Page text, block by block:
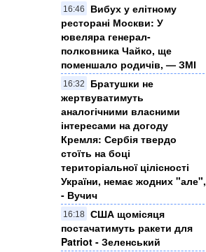
16:46
Вибух у елітному
ресторані Москви: У
ювеляра генерал-
полковника Чайко, ще
поменшало родичів, — ЗМІ
16:32
Братушки не
жертвуватимуть
аналогічними власними
інтересами на догоду
Кремля: Сербія твердо
стоїть на боці
територіальної цілісності
України, немає жодних "але",
- Вучич
16:18 США щомісяця
постачатимуть ракети для
Patriot - Зеленський